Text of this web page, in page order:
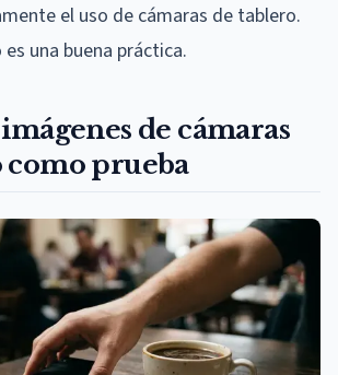
el uso de cámaras de tablero.
una buena práctica.
de cámaras
como prueba